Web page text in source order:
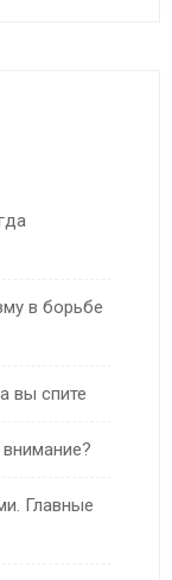
в борьбе
вы спите
Главные